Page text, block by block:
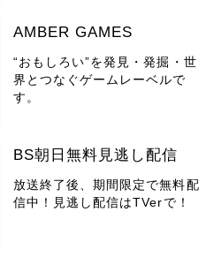
AMBER GAMES
“おもしろい”を発見・発掘・世
界とつなぐゲームレーベルで
す。
BS朝日無料見逃し配信
放送終了後、期間限定で無料配
信中！見逃し配信はTVerで！